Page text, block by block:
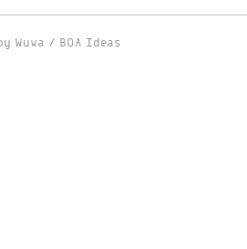
Wuwa / BOA Ideas